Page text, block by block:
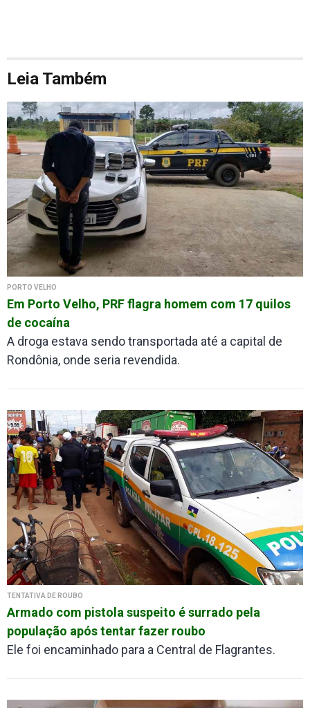
Leia Também
PORTO VELHO
Em Porto Velho, PRF flagra homem com 17 quilos
de cocaína
A droga estava sendo transportada até a capital de
Rondônia, onde seria revendida.
TENTATIVA DE ROUBO
Armado com pistola suspeito é surrado pela
população após tentar fazer roubo
Ele foi encaminhado para a Central de Flagrantes.